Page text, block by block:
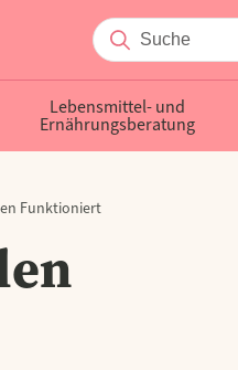
Lebensmittel- und
Ernährungsberatung
Funktioniert